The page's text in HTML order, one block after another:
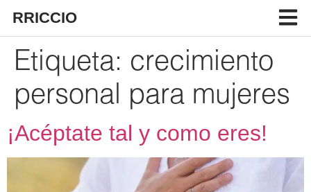
RRICCIO
Etiqueta: crecimiento
personal para mujeres
¡Acéptate tal y como eres!